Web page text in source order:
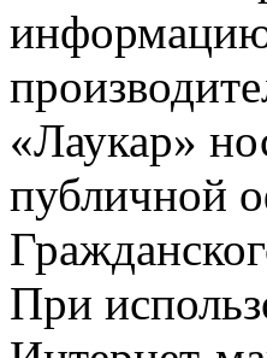
информацию
«Лаукар»
публичной
При